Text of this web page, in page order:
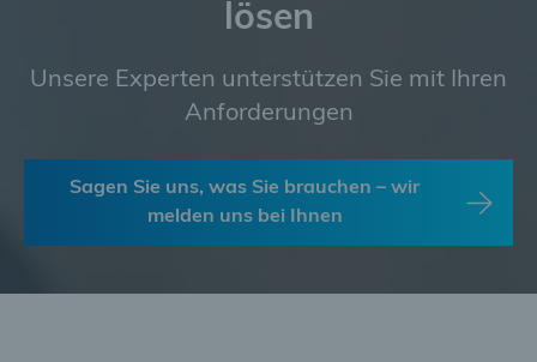
lösen
Unsere Experten unterstützen Sie mit Ihren
Anforderungen
Sagen Sie uns, was Sie brauchen – wir
melden uns bei Ihnen